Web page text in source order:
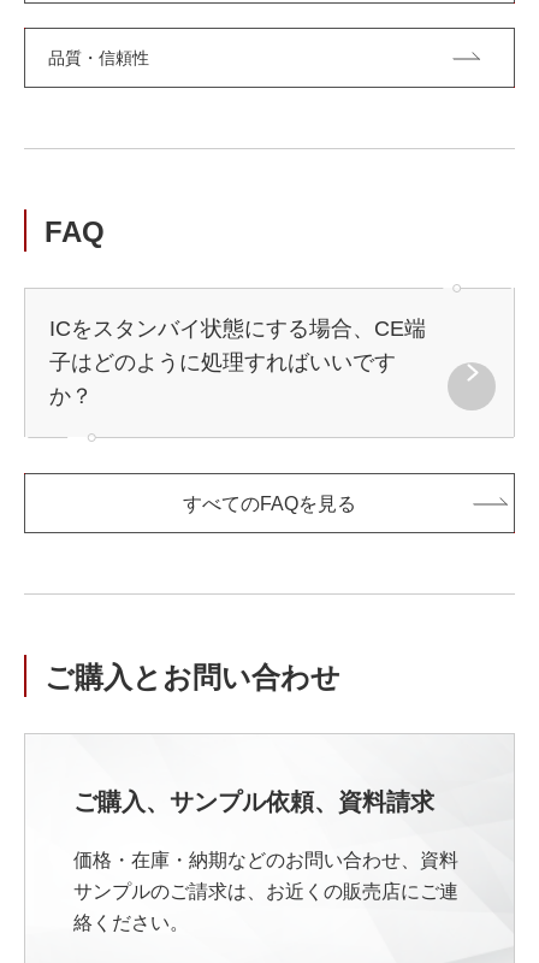
品質・信頼性
FAQ
ICをスタンバイ状態にする場合、CE端
子はどのように処理すればいいです
か？
すべてのFAQを見る
ご購入とお問い合わせ
ご購入、サンプル依頼、資料請求
価格・在庫・納期などのお問い合わせ、資料
サンプルのご請求は、お近くの販売店にご連
絡ください。